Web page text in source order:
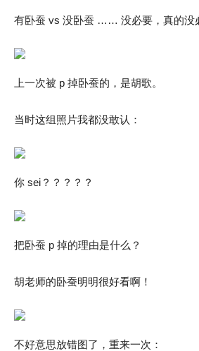
有卧蚕 vs 没卧蚕 …… 没必要，真的没
上一次被 p 掉卧蚕的，是胡歌。
当时这组照片我都没敢认：
你 sei？？？？？
把卧蚕 p 掉的理由是什么？
胡老师的卧蚕明明很好看啊！
不好意思放错图了，重来一次：